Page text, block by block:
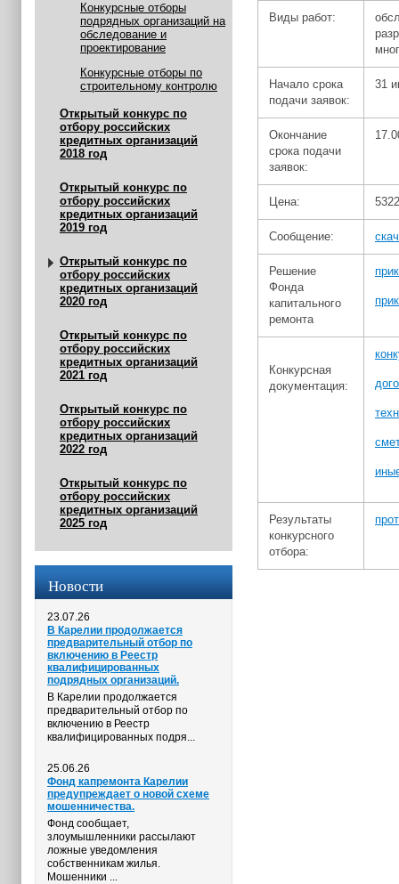
Конкурсные отборы
подрядных организаций на
обследование и
проектирование
Конкурсные отборы по
строительному контролю
Открытый конкурс по
отбору российских
кредитных организаций
2018 год
Открытый конкурс по
отбору российских
кредитных организаций
2019 год
Открытый конкурс по
отбору российских
кредитных организаций
2020 год
Открытый конкурс по
отбору российских
кредитных организаций
2021 год
Открытый конкурс по
отбору российских
кредитных организаций
2022 год
Открытый конкурс по
отбору российских
кредитных организаций
2025 год
Новости
23.07.26
В Карелии продолжается
предварительный отбор по
включению в Реестр
квалифицированных
подрядных организаций.
В Карелии продолжается
предварительный отбор по
включению в Реестр
квалифицированных подря...
25.06.26
Фонд капремонта Карелии
предупреждает о новой схеме
мошенничества.
Фонд сообщает,
злоумышленники рассылают
ложные уведомления
собственникам жилья.
Мошенники ...
Виды работ:
Начало срока
подачи заявок:
31
Окончание
срока подачи
заявок:
Цена:
Сообщение:
Решение
Фонда
капитального
ремонта
Конкурсная
документация:
Результаты
конкурсного
отбора: